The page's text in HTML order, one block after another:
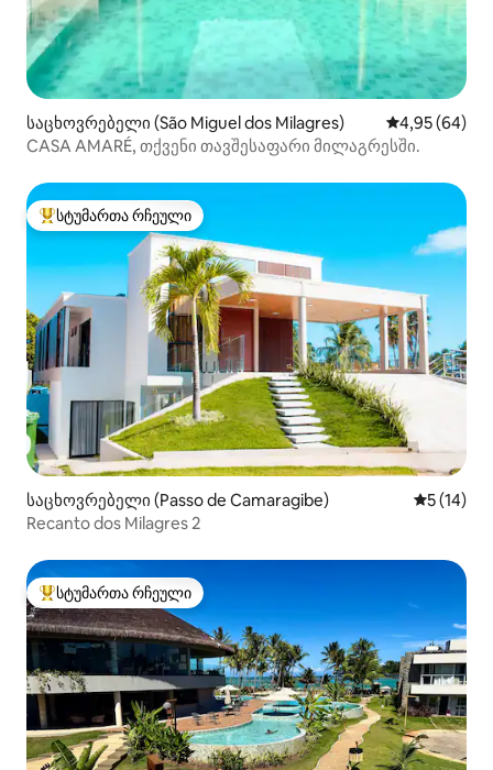
საცხოვრებელი (São Miguel dos Milagres) საშუალო
4,95 (64)
CASA AMARÉ, თქვენი თავშესაფარი მილაგრესში.
სტუმართა რჩეული მოწინავე ვარიანტი
სტუმართა რჩეული
საცხოვრებელი (Passo de Camaragibe) საშუალო
5 (14)
Recanto dos Milagres 2
სტუმართა რჩეული მოწინავე ვარიანტი
სტუმართა რჩეული